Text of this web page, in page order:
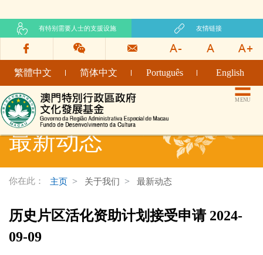
有特别需要人士的支援设施 友情链接
繁體中文 简体中文 Português English
文化发展基金网页 MENU
最新动态
你在此： 主页 关于我们 最新动态
历史片区活化资助计划接受申请 2024-
09-09